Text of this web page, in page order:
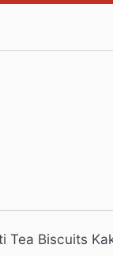
Tea Biscuits